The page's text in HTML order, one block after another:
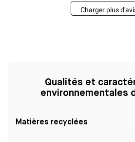
Charger plus
Qualités et
environnementales
Matières recyclées